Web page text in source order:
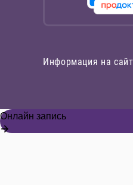
Информация на